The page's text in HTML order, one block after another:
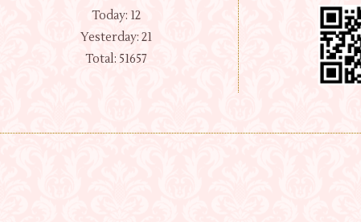
Today: 12
Yesterday: 21
Total: 51657